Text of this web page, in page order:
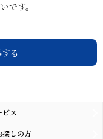
です。
る
ビス
探しの方